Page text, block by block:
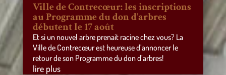
Ville de Contrecœur: les inscriptions
au Programme du don d’arbres
débutent le 17 août
Et si un nouvel arbre prenait racine chez vous? La
Ville de Contrecœur est heureuse d’annoncer le
retour de son Programme du don d’arbres!
lire plus